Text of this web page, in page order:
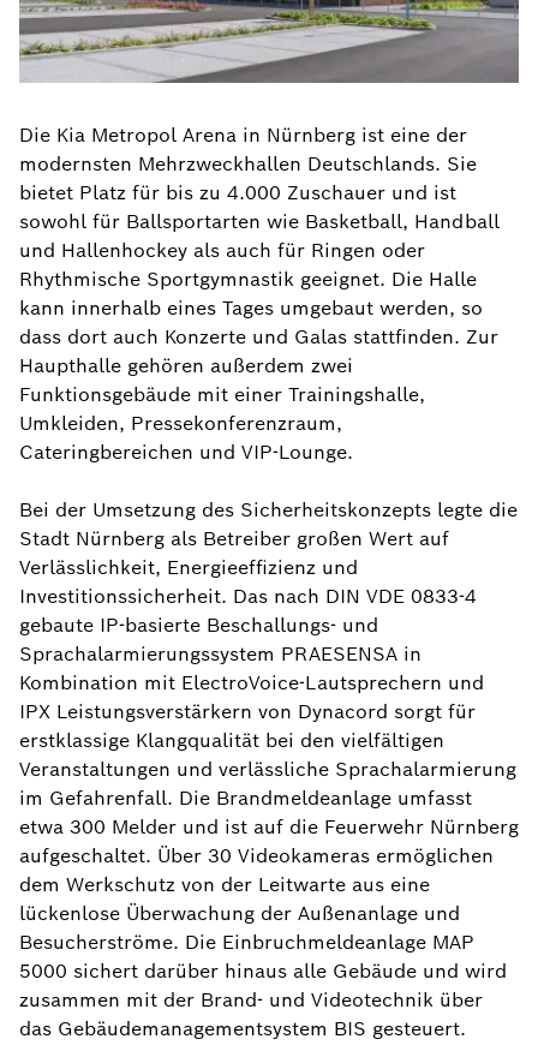
Die Kia Metropol Arena in Nürnberg ist eine der
modernsten Mehrzweckhallen Deutschlands. Sie
bietet Platz für bis zu 4.000 Zuschauer und ist
sowohl für Ballsportarten wie Basketball, Handball
und Hallenhockey als auch für Ringen oder
Rhythmische Sportgymnastik geeignet. Die Halle
kann innerhalb eines Tages umgebaut werden, so
dass dort auch Konzerte und Galas stattfinden. Zur
Haupthalle gehören außerdem zwei
Funktionsgebäude mit einer Trainingshalle,
Umkleiden, Pressekonferenzraum,
Cateringbereichen und VIP-Lounge.
Bei der Umsetzung des Sicherheitskonzepts legte die
Stadt Nürnberg als Betreiber großen Wert auf
Verlässlichkeit, Energieeffizienz und
Investitionssicherheit. Das nach DIN VDE 0833-4
gebaute IP-basierte Beschallungs- und
Sprachalarmierungssystem PRAESENSA in
Kombination mit ElectroVoice-Lautsprechern und
IPX Leistungsverstärkern von Dynacord sorgt für
erstklassige Klangqualität bei den vielfältigen
Veranstaltungen und verlässliche Sprachalarmierung
im Gefahrenfall. Die Brandmeldeanlage umfasst
etwa 300 Melder und ist auf die Feuerwehr Nürnberg
aufgeschaltet. Über 30 Videokameras ermöglichen
dem Werkschutz von der Leitwarte aus eine
lückenlose Überwachung der Außenanlage und
Besucherströme. Die Einbruchmeldeanlage MAP
5000 sichert darüber hinaus alle Gebäude und wird
zusammen mit der Brand- und Videotechnik über
das Gebäudemanagementsystem BIS gesteuert.